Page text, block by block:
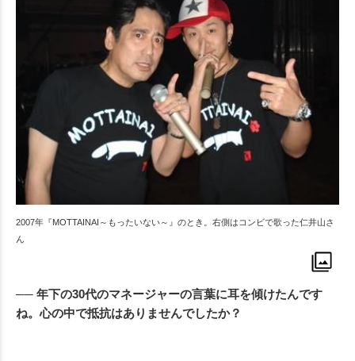
2007年『MOTTAINAI～もったいない～』のとき。右側はコンビで歌った仁井山さ
ん
── 年下の30代のマネージャーの言葉に耳を傾けたんです
ね。心の中で抵抗はありませんでしたか？